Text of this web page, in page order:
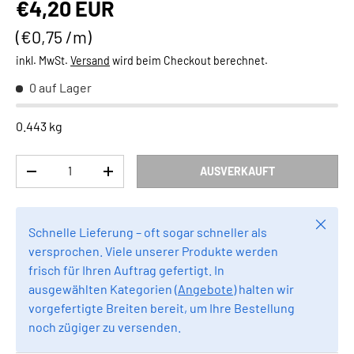
Normaler Preis
€4,20 EUR
Grundpreis
€0,75 /m
inkl. MwSt. Versand wird beim Checkout berechnet.
0 auf Lager
0.443 kg
MENGE VERRINGERNMENGE ERHÖHEN AUSVERKAUFT
Schnelle Lieferung – oft sogar schneller als
versprochen. Viele unserer Produkte werden
frisch für Ihren Auftrag gefertigt. In
ausgewählten Kategorien (Angebote) halten wir
vorgefertigte Breiten bereit, um Ihre Bestellung
noch zügiger zu versenden.